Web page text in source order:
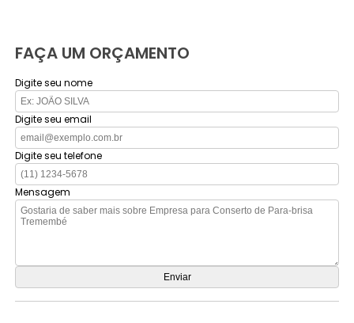
FAÇA UM ORÇAMENTO
Digite seu nome
Digite seu email
Digite seu telefone
Mensagem